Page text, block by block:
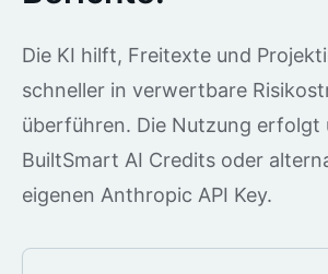
Die KI hilft, Freitexte und
schneller in verwertbare
überführen. Die Nutzung erfolgt
BuiltSmart AI Credits oder
eigenen Anthropic API Key.